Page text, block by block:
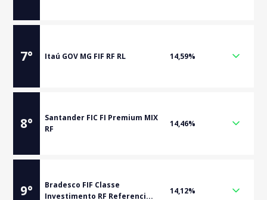
7° Itaú GOV MG FIF RF RL 14,59%
8°
Santander FIC FI Premium MIX
RF
14,46%
9°
Bradesco FIF Classe
Investimento RF Referenci...
14,12%